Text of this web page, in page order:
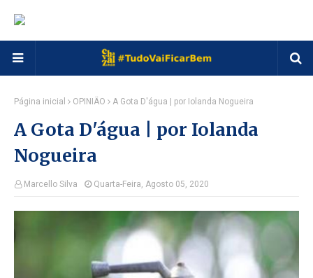
Página inicial OPINIÃO A Gota D'água | por Iolanda Nogueira
A Gota D'água | por Iolanda
Nogueira
Marcello Silva Quarta-Feira, Agosto 05, 2020